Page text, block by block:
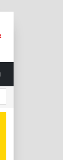
Müdürlüğü